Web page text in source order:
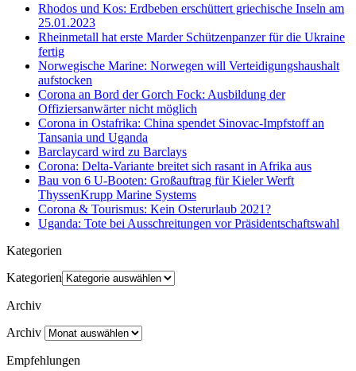
Rhodos und Kos: Erdbeben erschüttert griechische Inseln am
25.01.2023
Rheinmetall hat erste Marder Schützenpanzer für die Ukraine
fertig
Norwegische Marine: Norwegen will Verteidigungshaushalt
aufstocken
Corona an Bord der Gorch Fock: Ausbildung der
Offiziersanwärter nicht möglich
Corona in Ostafrika: China spendet Sinovac-Impfstoff an
Tansania und Uganda
Barclaycard wird zu Barclays
Corona: Delta-Variante breitet sich rasant in Afrika aus
Bau von 6 U-Booten: Großauftrag für Kieler Werft
ThyssenKrupp Marine Systems
Corona & Tourismus: Kein Osterurlaub 2021?
Uganda: Tote bei Ausschreitungen vor Präsidentschaftswahl
Kategorien
Kategorien
Archiv
Archiv
Empfehlungen